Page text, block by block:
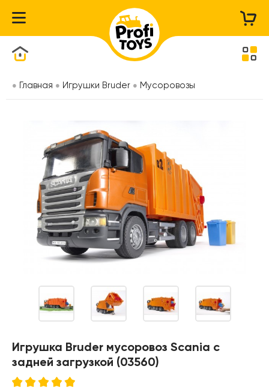
Главная Игрушки Bruder Мусоровозы
Игрушка Bruder мусоровоз Scania с
задней загрузкой (03560)
Каталог товаров